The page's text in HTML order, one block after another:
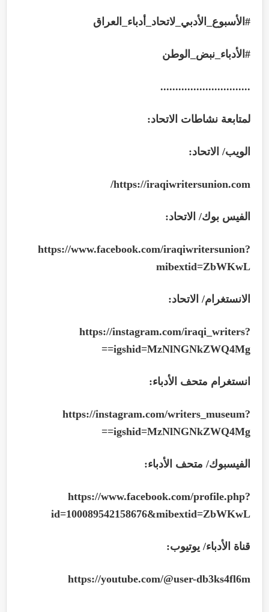
#الأسبوع_الأدبي_لاتحاد_أدباء_العراق
#الأدباء_نبض_الوطن
..............................
لمتابعة نشاطات الاتحاد:
الويب/ الاتحاد:
https://iraqiwritersunion.com
/
الفيس بوك/ الاتحاد:
https://www.facebook.com/iraqiwritersunion?
mibextid=ZbWKwL
الانستغرام/ الاتحاد:
https://instagram.com/iraqi_writers?
igshid=MzNlNGNkZWQ4Mg
==
انستغرام متحف الأدباء:
https://instagram.com/writers_museum?
igshid=MzNlNGNkZWQ4Mg
==
الفيسبوك/ متحف الأدباء:
https://www.facebook.com/profile.php?
id=100089542158676&mibextid=ZbWKwL
قناة الأدباء/ يوتيوب:
https://youtube.com/@user-db3ks4fl6m